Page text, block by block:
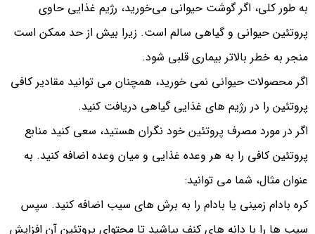
به طور کلی، اگر گوشت حیوانی می‌خورید، رژیم غذایی حاوی
پروتئین حیوانی و گیاهی سالم است. زیرا بیش از حد ممکن است
منجر به خطر بالاتر بیماری قلبی شود.
اگر محصولات حیوانی نمی خورید، همچنان می توانید مقادیر کافی
پروتئین را در رژیم های غذایی گیاهی دریافت کنید.
اگر در مورد مصرف پروتئین خود نگران هستید، سعی کنید منابع
پروتئین کافی را به هر وعده غذایی و میان وعده اضافه کنید. به
عنوان مثال، شما می توانید:
کره بادام زمینی یا بادام را به برش های سیب اضافه کنید. سپس
سیب ها را با دانه های کنف بپاشید تا محتوای پروتئین آن افزایش